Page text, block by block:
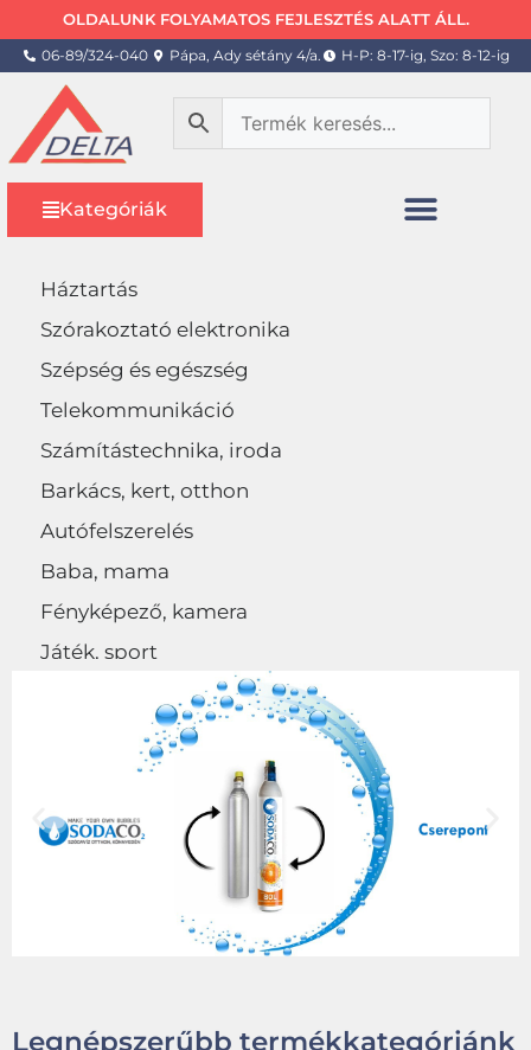
OLDALUNK FOLYAMATOS FEJLESZTÉS ALATT ÁLL.
06-89/324-040 Pápa, Ady sétány 4/a. H-P: 8-17-ig, Szo: 8-12-ig
Kategóriák
Háztartás
Szórakoztató elektronika
Szépség és egészség
Telekommunikáció
Számítástechnika, iroda
Barkács, kert, otthon
Autófelszerelés
Baba, mama
Fényképező, kamera
Játék, sport
Legnépszerűbb termékkategóriánk